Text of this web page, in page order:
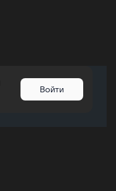
Войти